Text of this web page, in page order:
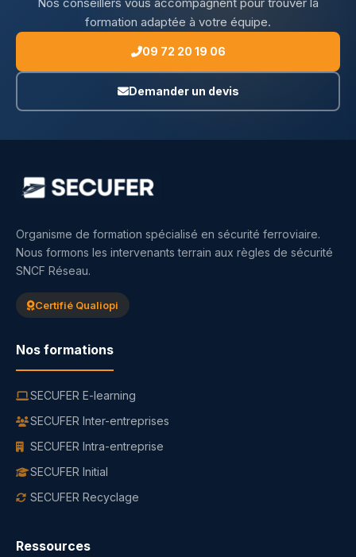
Nos conseillers vous accompagnent pour trouver la
formation adaptée à votre équipe.
09 72 20 19 06
Demander un devis
Organisme de formation spécialisé en sécurité ferroviaire.
Nous formons les intervenants terrain aux règles de sécurité
SNCF Réseau.
Certifié Qualiopi
Nos formations
SECUFER E-learning
SECUFER Inter-entreprises
SECUFER Intra-entreprise
SECUFER Initial
SECUFER Recyclage
Ressources